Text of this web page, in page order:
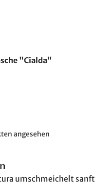
"Cialda"
angesehen
umschmeichelt sanft